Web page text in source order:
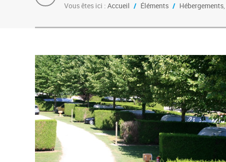
Vous êtes ici : Accueil / Éléments / Hébergements,